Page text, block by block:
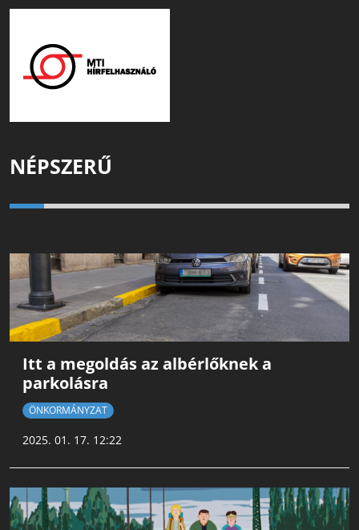
NÉPSZERŰ
Itt a megoldás az albérlőknek a
parkolásra
ÖNKORMÁNYZAT
2025. 01. 17. 12:22